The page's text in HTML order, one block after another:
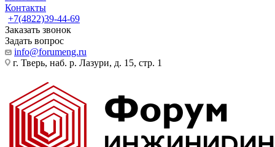
Контакты
+7(4822)39-44-69
Заказать звонок
Задать вопрос
info@forumeng.ru
г. Тверь, наб. р. Лазури, д. 15, стр. 1